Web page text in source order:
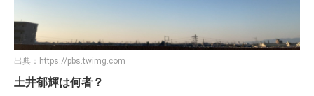
出典： https://pbs.twimg.com
土井郁輝は何者？